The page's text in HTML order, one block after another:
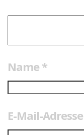
Name *
E-Mail-Adresse